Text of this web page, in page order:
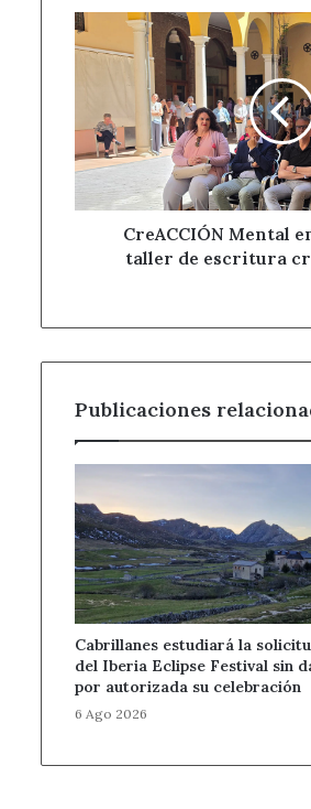
CreACCIÓN
Mental
taller
de
escritura
creativa
CreACCIÓN Mental
taller de escritura
Publicaciones
Cabrillanes estudiará la
del Iberia Eclipse Festival sin
por autorizada su celebración
6 Ago 2026